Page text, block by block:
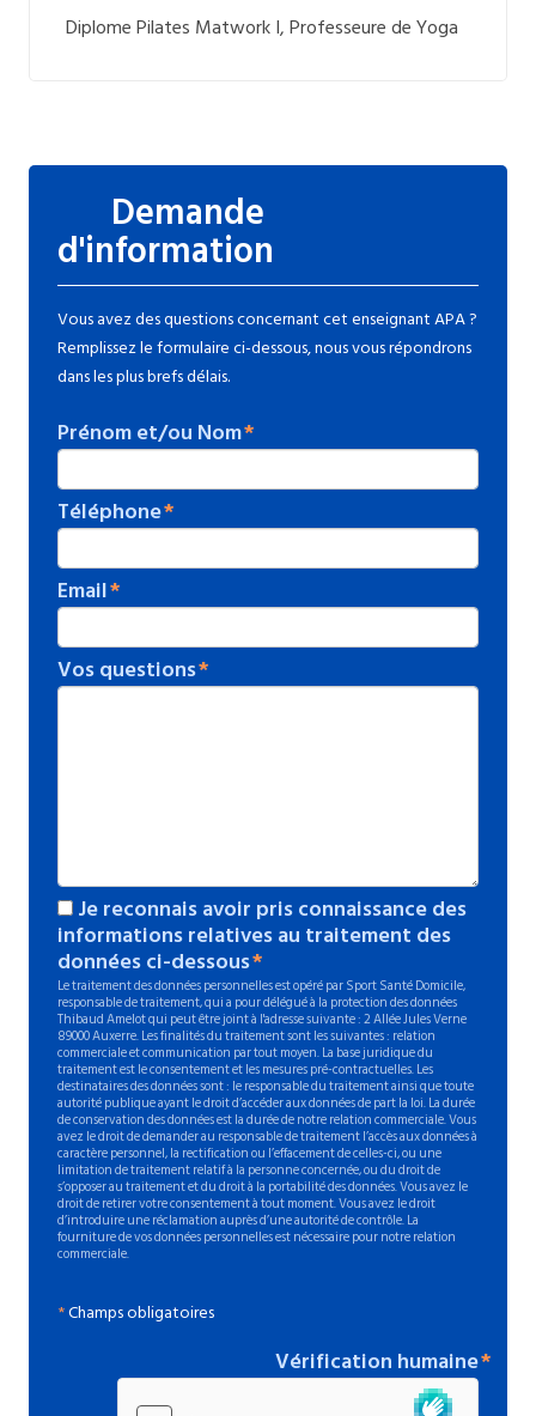
Diplome Pilates Matwork I, Professeure de Yoga
Demande
d'information
Vous avez des questions concernant cet enseignant APA ?
Remplissez le formulaire ci-dessous, nous vous répondrons
dans les plus brefs délais.
Prénom et/ou Nom
Téléphone
Email
Vos questions
Je reconnais avoir pris connaissance des
informations relatives au traitement des
données ci-dessous
Le traitement des données personnelles est opéré par Sport Santé Domicile,
responsable de traitement, qui a pour délégué à la protection des données
Thibaud Amelot qui peut être joint à l'adresse suivante : 2 Allée Jules Verne
89000 Auxerre. Les finalités du traitement sont les suivantes : relation
commerciale et communication par tout moyen. La base juridique du
traitement est le consentement et les mesures pré-contractuelles. Les
destinataires des données sont : le responsable du traitement ainsi que toute
autorité publique ayant le droit d’accéder aux données de part la loi. La durée
de conservation des données est la durée de notre relation commerciale. Vous
avez le droit de demander au responsable de traitement l’accès aux données à
caractère personnel, la rectification ou l’effacement de celles-ci, ou une
limitation de traitement relatif à la personne concernée, ou du droit de
s’opposer au traitement et du droit à la portabilité des données. Vous avez le
droit de retirer votre consentement à tout moment. Vous avez le droit
d’introduire une réclamation auprès d’une autorité de contrôle. La
fourniture de vos données personnelles est nécessaire pour notre relation
commerciale.
*Champs obligatoires
Vérification humaine